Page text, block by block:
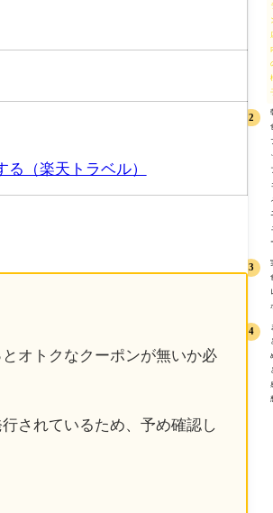
（楽天トラベル）
オトクなクーポンが無いか必
されているため、予め確認し